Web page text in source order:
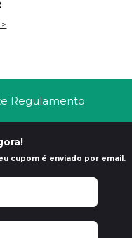
Regulamento
cupom é enviado por email.